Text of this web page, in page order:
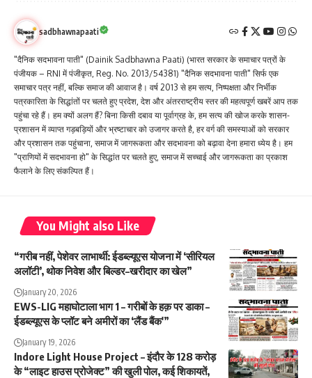
sadbhawnapaati
"दैनिक सदभावना पाती" (Dainik Sadbhawna Paati) (भारत सरकार के समाचार पत्रों के
पंजीयक – RNI में पंजीकृत, Reg. No. 2013/54381) "दैनिक सदभावना पाती" सिर्फ एक
समाचार पत्र नहीं, बल्कि समाज की आवाज है। वर्ष 2013 से हम सत्य, निष्पक्षता और निर्भीक
पत्रकारिता के सिद्धांतों पर चलते हुए प्रदेश, देश और अंतरराष्ट्रीय स्तर की महत्वपूर्ण खबरें आप तक
पहुंचा रहे हैं। हम क्यों अलग हैं? बिना किसी दबाव या पूर्वाग्रह के, हम सत्य की खोज करके शासन-
प्रशासन में व्याप्त गड़बड़ियों और भ्रष्टाचार को उजागर करते है, हर वर्ग की समस्याओं को सरकार
और प्रशासन तक पहुंचाना, समाज में जागरूकता और सदभावना को बढ़ावा देना हमारा ध्येय है। हम
"प्राणियों में सदभावना हो" के सिद्धांत पर चलते हुए, समाज में सच्चाई और जागरूकता का प्रकाश
फैलाने के लिए संकल्पित हैं।
You Might also Like
“गरीब नहीं, पेशेवर लाभार्थी: ईडब्ल्यूएस योजना में ‘सीरियल
अलॉटी’, थोक निवेश और बिल्डर–खरीदार का खेल”
January 20, 2026
EWS-LIG महाघोटाला भाग 1 – गरीबों के हक़ पर डाका –
ईडब्ल्यूएस के प्लॉट बने अमीरों का ‘लैंड बैंक'”
January 19, 2026
Indore Light House Project – इंदौर के 128 करोड़
के “लाइट हाउस प्रोजेक्ट” की खुली पोल, कई शिकायतें,